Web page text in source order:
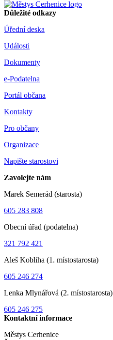
Důležité odkazy
Úřední deska
Události
Dokumenty
e-Podatelna
Portál občana
Kontakty
Pro občany
Organizace
Napište starostovi
Zavolejte nám
Marek Semerád (starosta)
605 283 808
Obecní úřad (podatelna)
321 792 421
Aleš Kobliha (1. místostarosta)
605 246 274
Lenka Mlynářová (2. místostarosta)
605 246 275
Kontaktní informace
Městys Cerhenice